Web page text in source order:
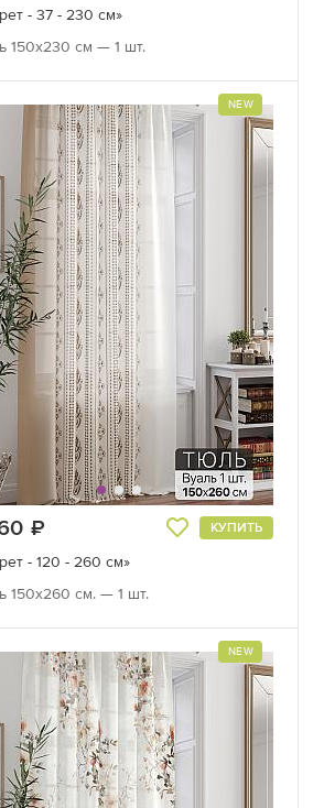
- 37 - 230 см»
150х230 см — 1 шт.
NEW
КУПИТЬ
- 120 - 260 см»
150х260 см. — 1 шт.
NEW